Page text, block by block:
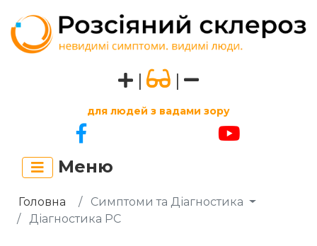
| |
для людей з вадами зору
Меню
Головна
Симптоми та Діагностика
Діагностика РС